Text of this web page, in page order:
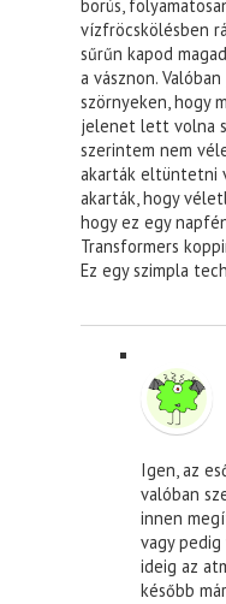
borús,
vízfröcskölésben
sűrűn kapod
a vásznon.
szörnyeken, hogy
jelenet lett volna
szerintem nem
akarták eltüntetni
akarták, hogy
hogy ez egy
Transformers
Ez egy szimpla
Igen, az
valóban
innen
vagy
ideig az
később